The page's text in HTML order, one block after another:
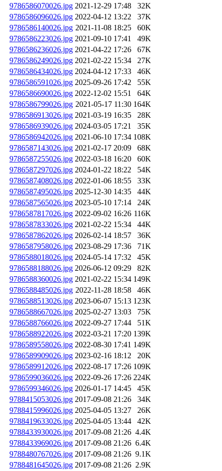
9786586070026.jpg 2021-12-29 17:48
32K
9786586096026.jpg 2022-04-12 13:22
37K
9786586140026.jpg 2021-11-08 18:25
60K
9786586223026.jpg 2021-09-10 17:41
49K
9786586236026.jpg 2021-04-22 17:26
67K
9786586249026.jpg 2021-02-22 15:34
27K
9786586434026.jpg 2024-04-12 17:33
46K
9786586591026.jpg 2025-09-26 17:42
55K
9786586690026.jpg 2022-12-02 15:51
64K
9786586799026.jpg 2021-05-17 11:30 164K
9786586913026.jpg 2021-03-19 16:35
28K
9786586939026.jpg 2024-03-05 17:21
35K
9786586942026.jpg 2021-06-10 17:34 108K
9786587143026.jpg 2021-02-17 20:09
68K
9786587255026.jpg 2022-03-18 16:20
60K
9786587297026.jpg 2024-01-22 18:22
54K
9786587408026.jpg 2022-01-06 18:55
33K
9786587495026.jpg 2025-12-30 14:35
44K
9786587565026.jpg 2023-05-10 17:14
24K
9786587817026.jpg 2022-09-02 16:26 116K
9786587833026.jpg 2021-02-22 15:34
44K
9786587862026.jpg 2026-02-14 18:57
36K
9786587958026.jpg 2023-08-29 17:36
71K
9786588018026.jpg 2024-05-14 17:32
45K
9786588188026.jpg 2026-06-12 09:29
82K
9786588360026.jpg 2021-02-22 15:34 149K
9786588485026.jpg 2022-11-28 18:58
46K
9786588513026.jpg 2023-06-07 15:13 123K
9786588667026.jpg 2025-02-27 13:03
75K
9786588766026.jpg 2022-09-27 17:44
51K
9786588922026.jpg 2022-03-21 17:20 139K
9786589558026.jpg 2022-08-30 17:41 149K
9786589909026.jpg 2023-02-16 18:12
20K
9786589912026.jpg 2022-08-17 17:26 109K
9786599036026.jpg 2022-09-26 17:26 224K
9786599346026.jpg 2026-01-17 14:45
45K
9788415053026.jpg 2017-09-08 21:26
34K
9788415996026.jpg 2025-04-05 13:27
26K
9788419633026.jpg 2025-04-05 13:44
42K
9788433930026.jpg 2017-09-08 21:26 4.4K
9788433969026.jpg 2017-09-08 21:26 6.4K
9788480767026.jpg 2017-09-08 21:26 9.1K
9788481645026.jpg 2017-09-08 21:26 2.9K